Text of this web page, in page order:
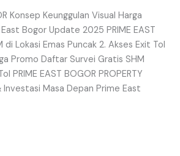
Konsep Keunggulan Visual Harga
Bogor Update 2025 PRIME EAST
di Lokasi Emas Puncak 2. Akses Exit Tol
Promo Daftar Survei Gratis SHM
PRIME EAST BOGOR PROPERTY
Investasi Masa Depan Prime East